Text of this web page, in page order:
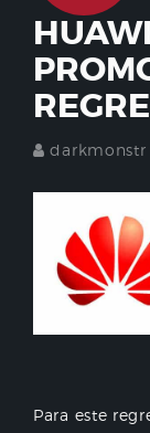
darkmonstr
Para este